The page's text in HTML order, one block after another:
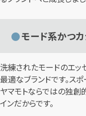
モード系かつ
洗練されたモードのエッ
最適なブランドです。ス
ヤマモトならではの独創
インだからです。